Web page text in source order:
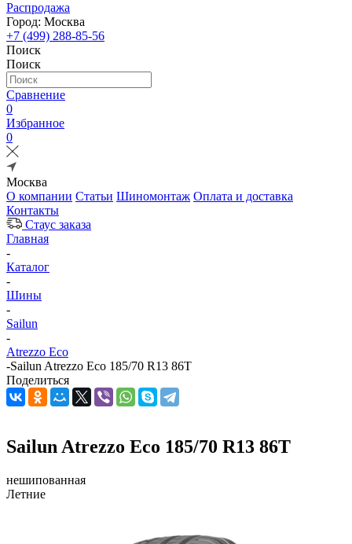
Распродажа
Город: Москва
+7 (499) 288-85-56
Поиск
Поиск
Сравнение
0
Избранное
0
Москва
О компании Статьи Шиномонтаж Оплата и доставка
Контакты
Стаус заказа
Главная
-
Каталог
-
Шины
-
Sailun
-
Atrezzo Eco
-Sailun Atrezzo Eco 185/70 R13 86T
Поделиться
Sailun Atrezzo Eco 185/70 R13 86T
нешипованная
Летние